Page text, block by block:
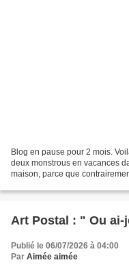
Blog en pause pour 2 mois.
deux monstrous en vacances
maison, parce que
Publié le 06/07/2026 à 04:00
Par Aimée aimée